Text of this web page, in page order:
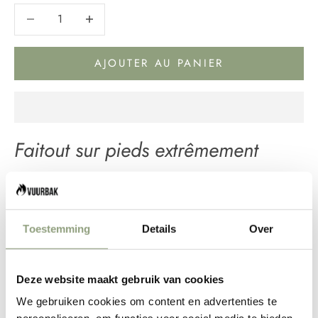
Toestemming Details Over
Deze website maakt gebruik van cookies
We gebruiken cookies om content en advertenties te
Diminuer la quantitéDiminuer la quantité
AJOUTER AU PANIER
Faitout sur pieds extrêmement
résistant de 6,1 litres Pour 4 à 8
personnes
le rendent facile à manipuler et vous offrent une
excellente expérience culinaire. Le faitout peut être
soulevé en toute sécurité grâce à une poignée robuste,